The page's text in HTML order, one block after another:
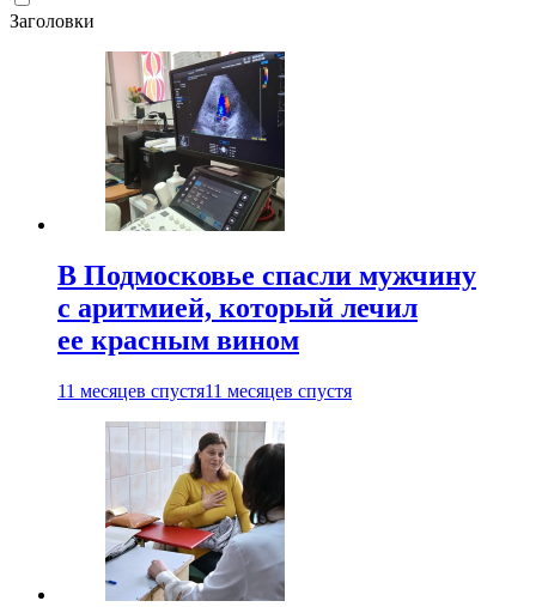
Заголовки
В Подмосковье спасли мужчину
с аритмией, который лечил
ее красным вином
11 месяцев спустя11 месяцев спустя